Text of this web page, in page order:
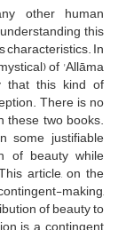
other human
this
characteristics. In
of 'Allāma
that this kind of
There is no
these two books.
some justifiable
of beauty while
article, on the
making,
of beauty to